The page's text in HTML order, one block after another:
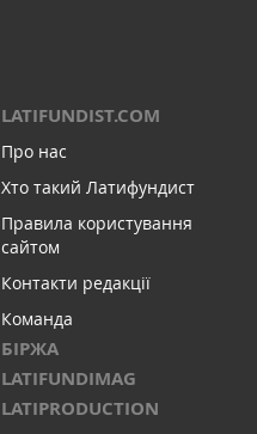
LATIFUNDIST.COM
Про нас
Хто такий Латифундист
Правила користування
сайтом
Контакти редакції
Команда
БІРЖА
LATIFUNDIMAG
LATIPRODUCTION